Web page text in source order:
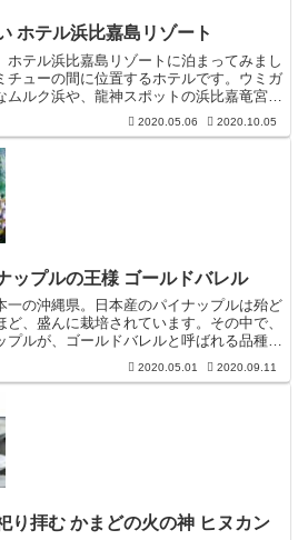
ホテル浜比嘉島リゾート
ホテル浜比嘉島リゾートに泊まってみまし
チューの間に位置するホテルです。ウミガ
ムルク浜や、龍神スポットの浜比嘉竜宮に
浜比嘉島リゾートホテル浜比嘉島...
2020.05.06 2020.10.05
ップルの王様 ゴールドバレル
一の沖縄県。日本産のパイナップルは殆ど
、盛んに栽培されています。その中で、
プルが、ゴールドバレルと呼ばれる品種で
ゴールドバレル沖縄のパイナップ...
2020.05.01 2020.09.11
り拝む かまどの火の神 ヒヌカン